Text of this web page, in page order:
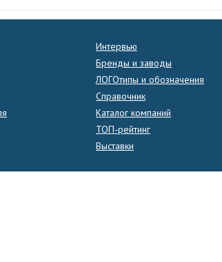
Интервью
Бренды и заводы
ЛОГОтипы и обозначения
Справочник
Каталог компаний
ТОП-рейтинг
Выставки